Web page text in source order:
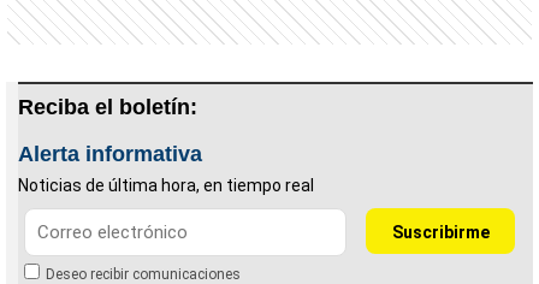
Reciba el boletín:
Alerta informativa
Noticias de última hora, en tiempo real
Deseo recibir comunicaciones